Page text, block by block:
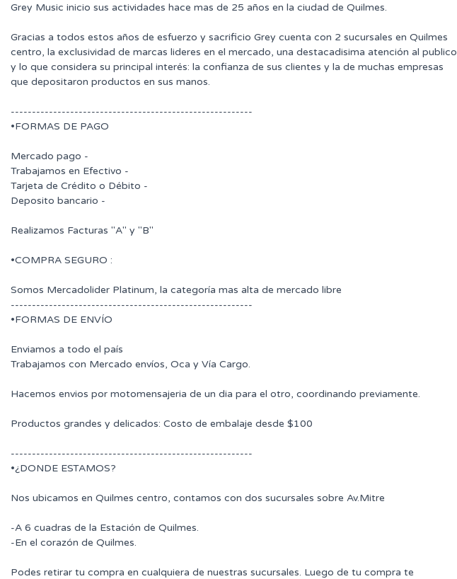
Grey Music inicio sus actividades hace mas de 25 años en la ciudad de Quilmes.
Gracias a todos estos años de esfuerzo y sacrificio Grey cuenta con 2 sucursales en Quilmes
centro, la exclusividad de marcas lideres en el mercado, una destacadisima atención al publico
y lo que considera su principal interés: la confianza de sus clientes y la de muchas empresas
que depositaron productos en sus manos.
---------------------------------------------------------
•FORMAS DE PAGO
Mercado pago -
Trabajamos en Efectivo -
Tarjeta de Crédito o Débito -
Deposito bancario -
Realizamos Facturas "A" y "B"
•COMPRA SEGURO :
Somos Mercadolider Platinum, la categoría mas alta de mercado libre
---------------------------------------------------------
•FORMAS DE ENVÍO
Enviamos a todo el país
Trabajamos con Mercado envíos, Oca y Vía Cargo.
Hacemos envios por motomensajeria de un dia para el otro, coordinando previamente.
Productos grandes y delicados: Costo de embalaje desde $100
---------------------------------------------------------
•¿DONDE ESTAMOS?
Nos ubicamos en Quilmes centro, contamos con dos sucursales sobre Av.Mitre
-A 6 cuadras de la Estación de Quilmes.
-En el corazón de Quilmes.
Podes retirar tu compra en cualquiera de nuestras sucursales. Luego de tu compra te